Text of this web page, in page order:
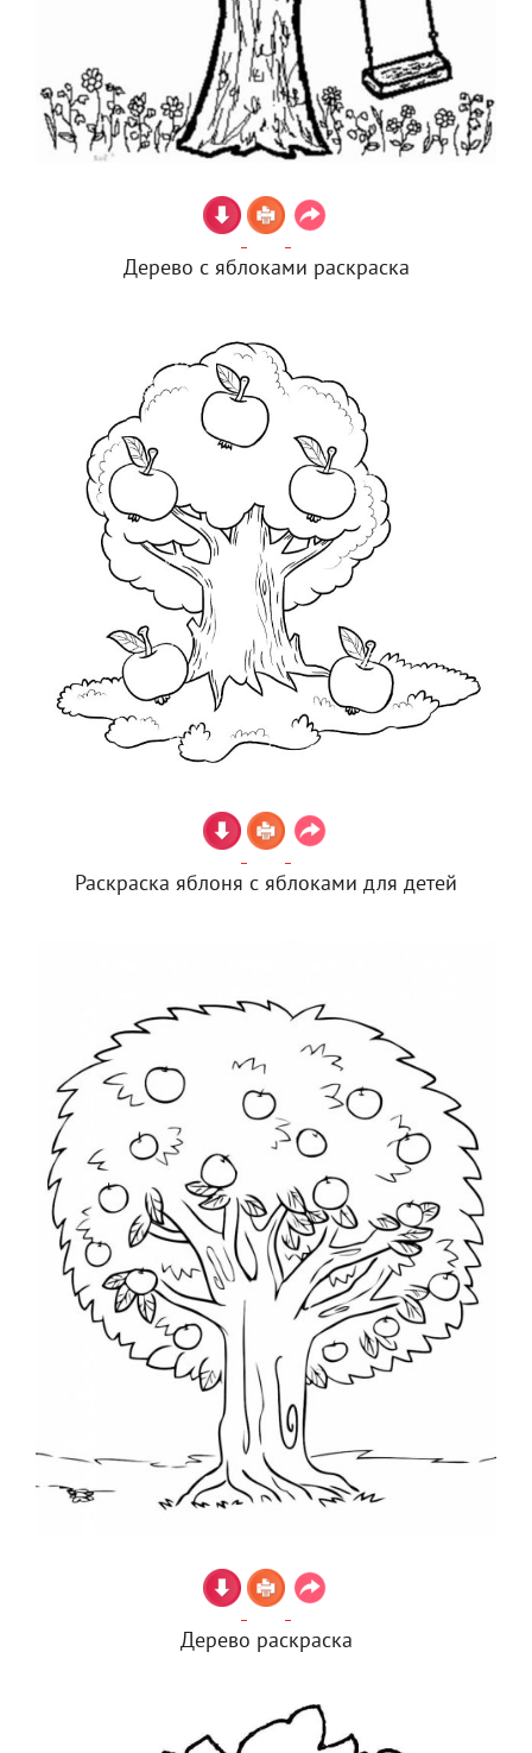
Дерево с яблоками раскраска
Раскраска яблоня с яблоками для детей
Дерево раскраска